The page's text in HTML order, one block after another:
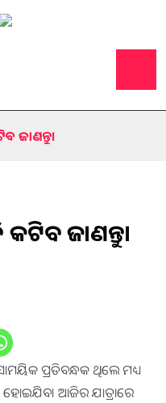
ଜାଣନ୍ତୁ।
ଜାଣନ୍ତୁ।
ପ୍ରତିବନ୍ଧକ ଥିଲେ ମଧ୍ୟ
ହୋଇଯିବ। ଆଜିର ଯାତ୍ରାରେ